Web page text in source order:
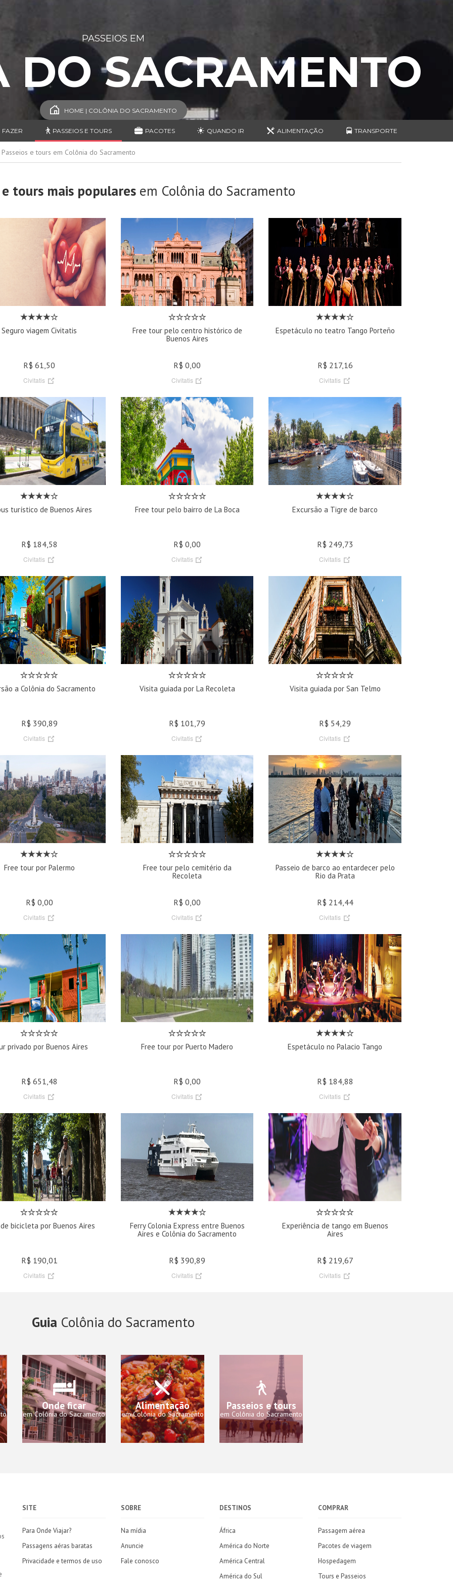
PASSEIOS EM
DO SACRAMENTO
HOME | COLÔNIA DO SACRAMENTO
PASSEIOS E TOURS PACOTES QUANDO IR ALIMENTAÇÃO TRANSPORTE
Passeios e tours em Colônia do Sacramento
e tours mais populares em Colônia do Sacramento
Seguro viagem Civitatis
R$ 61,50
Civitatis
Free tour pelo centro histórico de
Buenos Aires
R$ 0,00
Civitatis
Espetáculo no teatro Tango Porteño
R$ 217,16
Civitatis
turístico de Buenos Aires
R$ 184,58
Civitatis
Free tour pelo bairro de La Boca
R$ 0,00
Civitatis
Excursão a Tigre de barco
R$ 249,73
Civitatis
a Colônia do Sacramento
R$ 390,89
Civitatis
Visita guiada por La Recoleta
R$ 101,79
Civitatis
Visita guiada por San Telmo
R$ 54,29
Civitatis
Free tour por Palermo
R$ 0,00
Civitatis
Free tour pelo cemitério da
Recoleta
R$ 0,00
Civitatis
Passeio de barco ao entardecer pelo
Rio da Prata
R$ 214,44
Civitatis
privado por Buenos Aires
R$ 651,48
Civitatis
Free tour por Puerto Madero
R$ 0,00
Civitatis
Espetáculo no Palacio Tango
R$ 184,88
Civitatis
bicicleta por Buenos Aires
R$ 190,01
Civitatis
Ferry Colonia Express entre Buenos
Aires e Colônia do Sacramento
R$ 390,89
Civitatis
Experiência de tango em Buenos
Aires
R$ 219,67
Civitatis
Guia Colônia do Sacramento
Onde ficar
em Colônia do Sacramento
Alimentação
em Colônia do Sacramento
Passeios e tours
em Colônia do Sacramento
SITE
Para Onde Viajar?
Passagens aéras baratas
Privacidade e termos de uso
SOBRE
Na mídia
Anuncie
Fale conosco
DESTINOS
África
América do Norte
América Central
América do Sul
COMPRAR
Passagem aérea
Pacotes de viagem
Hospedagem
Tours e Passeios